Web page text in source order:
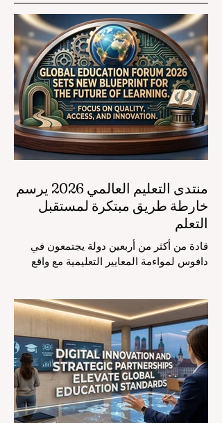
منتدى التعليم العالمي 2026 يرسم
خارطة طريق مبتكرة لمستقبل
التعلم
قادة من أكثر من أربعين دولة يجتمعون في
دافوس لمواءمة المعايير التعليمية مع واقع
مشهد #التعليم_العالمي تحولاً جذرياً وتاريخياً.
في الرابع من أغسطس 2026، توافد خبراء
دوليون وصناع قرار ومبتكرون في مجال
#تكنولوجيا_التعليم إلى مركز المؤتمرات في
دافوس لمناقشة التحديات والفرص الأكثر
إلحاحاً في قطاع التعلم. أثبت هذا الحدث
البارز، الذي عُقد في لحظة حاسمة، أن إعطاء
الأولوية لرفع #جودة_التعليم هو المحفز